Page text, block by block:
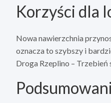
Korzyści dla
Nowa nawierzchnia
oznacza to szybszy i
Droga Rzeplino –